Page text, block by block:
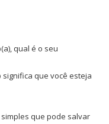
qual é o seu
que você esteja
simples que pode salvar